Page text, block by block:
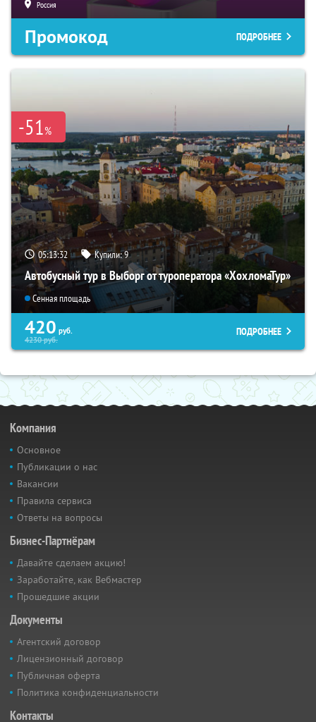
Россия
Промокод ПОДРОБНЕЕ
-51%
05:13:30 Купили:9
Автобусный тур в Выборг от туроператора «ХохломаТур»
Сенная площадь
420 руб.
4230руб.
ПОДРОБНЕЕ
Компания
Основное
Публикации о нас
Вакансии
Правила сервиса
Ответы на вопросы
Бизнес-Партнёрам
Давайте сделаем акцию!
Заработайте, как Вебмастер
Прошедшие акции
Документы
Агентский договор
Лицензионный договор
Публичная оферта
Политика конфиденциальности
Контакты